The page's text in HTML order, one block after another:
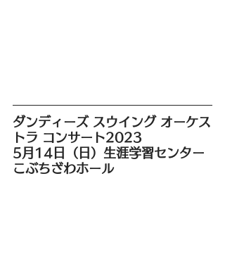
ダンディーズ スウイング オーケス
トラ コンサート2023
5月14日（日）生涯学習センター
こぶちざわホール